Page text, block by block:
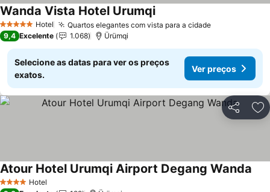
5 Estrelas Hotel Quartos elegantes com vista para a cidadeVer preços
Wanda Vista Hotel UrumqiVer preços
9,4 Excelente 1.068 Ürümqi
Selecione as datas para ver os preços
exatos.
Ver preços
Partilhar
4 EstrelasHotel
Atour Hotel Urumqi Airport Degang Wanda